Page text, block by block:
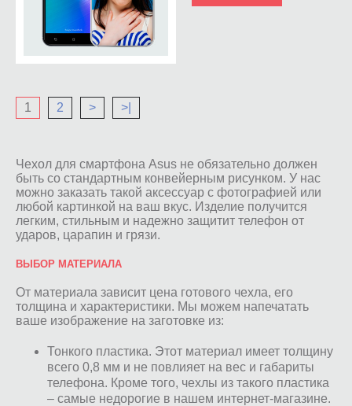
1 2 > >|
Чехол для смартфона Asus не обязательно должен
быть со стандартным конвейерным рисунком. У нас
можно заказать такой аксессуар с фотографией или
любой картинкой на ваш вкус. Изделие получится
легким, стильным и надежно защитит телефон от
ударов, царапин и грязи.
ВЫБОР МАТЕРИАЛА
От материала зависит цена готового чехла, его
толщина и характеристики. Мы можем напечатать
ваше изображение на заготовке из:
Тонкого пластика. Этот материал имеет толщину
всего 0,8 мм и не повлияет на вес и габариты
телефона. Кроме того, чехлы из такого пластика
– самые недорогие в нашем интернет-магазине.